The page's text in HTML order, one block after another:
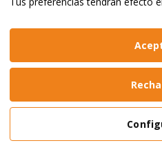
Manual de
Web realizada
Aviso